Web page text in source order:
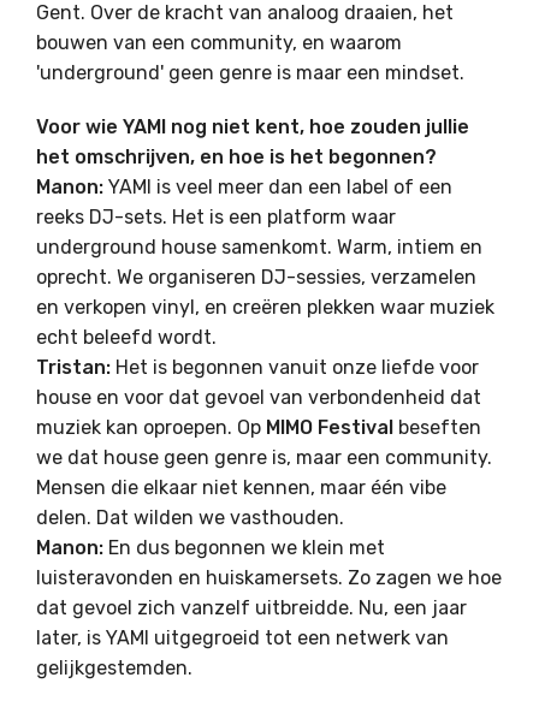
Gent. Over de kracht van analoog draaien, het
bouwen van een community, en waarom
'underground' geen genre is maar een mindset.
Voor wie YAMI nog niet kent, hoe zouden jullie
het omschrijven, en hoe is het begonnen?
Manon: YAMI is veel meer dan een label of een
reeks DJ-sets. Het is een platform waar
underground house samenkomt. Warm, intiem en
oprecht. We organiseren DJ-sessies, verzamelen
en verkopen vinyl, en creëren plekken waar muziek
echt beleefd wordt.
Tristan: Het is begonnen vanuit onze liefde voor
house en voor dat gevoel van verbondenheid dat
muziek kan oproepen. Op MIMO Festival beseften
we dat house geen genre is, maar een community.
Mensen die elkaar niet kennen, maar één vibe
delen. Dat wilden we vasthouden.
Manon: En dus begonnen we klein met
luisteravonden en huiskamersets. Zo zagen we hoe
dat gevoel zich vanzelf uitbreidde. Nu, een jaar
later, is YAMI uitgegroeid tot een netwerk van
gelijkgestemden.